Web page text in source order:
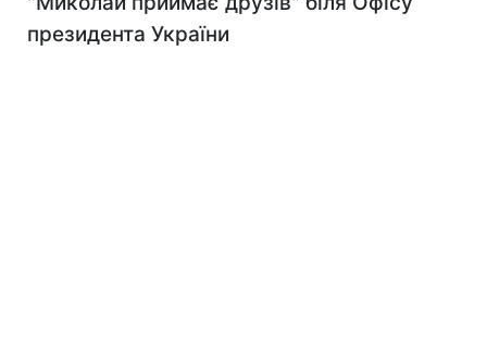
президента України